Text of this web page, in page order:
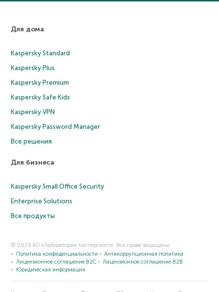
Для дома
Kaspersky Standard
Kaspersky Plus
Kaspersky Premium
Kaspersky Safe Kids
Kaspersky VPN
Kaspersky Password Manager
Все решения
Для бизнеса
Kaspersky Small Office Security
Enterprise Solutions
Все продукты
© 2026 АО «Лаборатория Касперского». Все права защищены.
Политика конфиденциальности
Антикоррупционная политика
Лицензионное соглашение B2C
Лицензионное соглашение B2B
Юридическая информация